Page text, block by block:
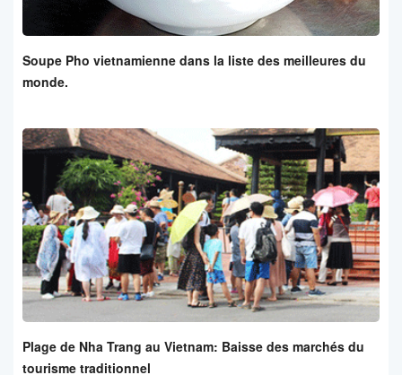
Soupe Pho vietnamienne dans la liste des meilleures du
monde.
Plage de Nha Trang au Vietnam: Baisse des marchés du
tourisme traditionnel